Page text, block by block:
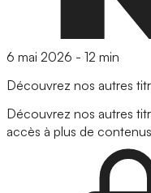
6 mai 2026 - 12 min
Découvrez nos autres
Découvrez nos autres
accès à plus de